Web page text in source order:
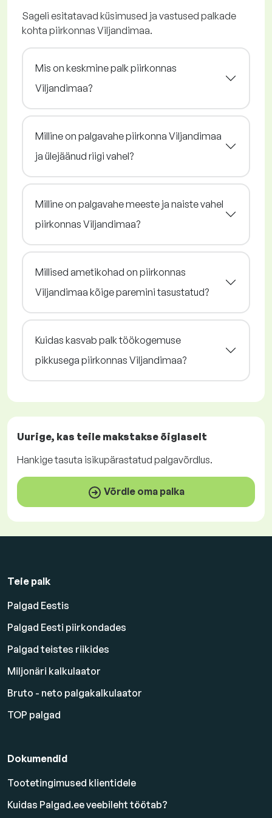
Sageli esitatavad küsimused ja vastused palkade
kohta piirkonnas Viljandimaa.
Mis on keskmine palk piirkonnas
Viljandimaa?
Milline on palgavahe piirkonna Viljandimaa
ja ülejäänud riigi vahel?
Milline on palgavahe meeste ja naiste vahel
piirkonnas Viljandimaa?
Millised ametikohad on piirkonnas
Viljandimaa kõige paremini tasustatud?
Kuidas kasvab palk töökogemuse
pikkusega piirkonnas Viljandimaa?
Uurige, kas teile makstakse õiglaselt
Hankigetasuta isikupärastatud palgavõrdlus.
Võrdle oma palka
Teie palk
Palgad Eestis
Palgad Eesti piirkondades
Palgad teistes riikides
Miljonäri kalkulaator
Bruto - neto palgakalkulaator
TOP palgad
Dokumendid
Tootetingimused klientidele
Kuidas Palgad.ee veebileht töötab?